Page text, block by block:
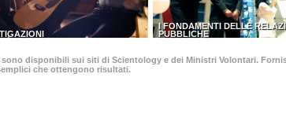
I FONDAMENTI DELLE
PUBBLICHE
disponibili sui siti di Scientology e dei Ministri Volontari.
che ottengono risultati.